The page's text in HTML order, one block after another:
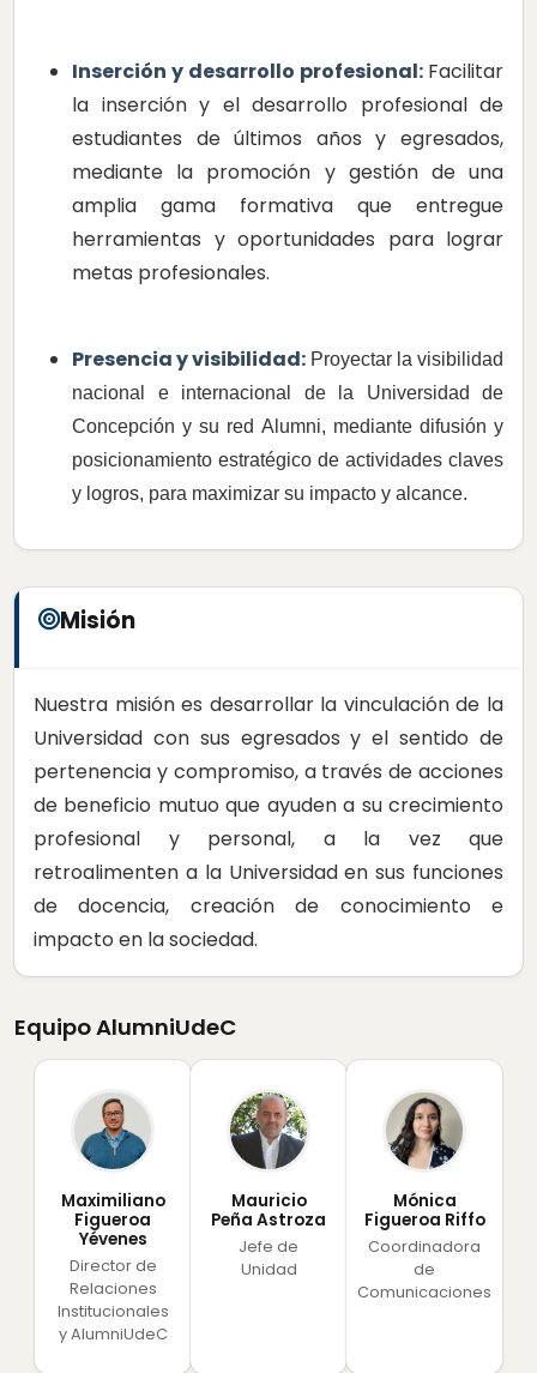
Inserción y desarrollo profesional: Facilitar
la inserción y el desarrollo profesional de
estudiantes de últimos años y egresados,
mediante la promoción y gestión de una
amplia gama formativa que entregue
herramientas y oportunidades para lograr
metas profesionales.
Presencia y visibilidad: Proyectar la visibilidad
nacional e internacional de la Universidad de
Concepción y su red Alumni, mediante difusión y
posicionamiento estratégico de actividades claves
y logros, para maximizar su impacto y alcance.
Misión
Nuestra misión es desarrollar la vinculación de la
Universidad con sus egresados y el sentido de
pertenencia y compromiso, a través de acciones
de beneficio mutuo que ayuden a su crecimiento
profesional y personal, a la vez que
retroalimenten a la Universidad en sus funciones
de docencia, creación de conocimiento e
impacto en la sociedad.
Equipo AlumniUdeC
Maximiliano
Figueroa
Yévenes
Director de
Relaciones
Institucionales
y AlumniUdeC
Mauricio
Peña Astroza
Jefe de
Unidad
Mónica
Figueroa Riffo
Coordinadora
de
Comunicaciones